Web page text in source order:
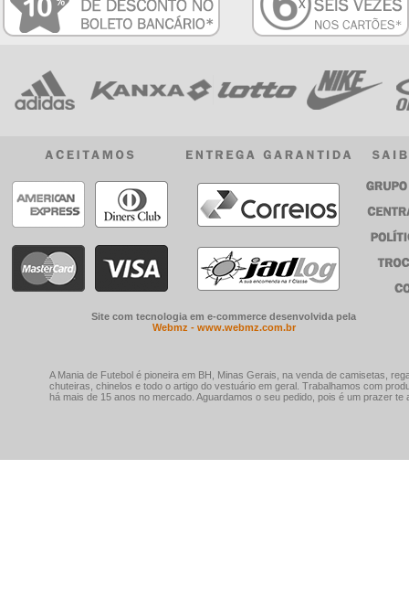
Site com tecnologia em e-commerce desenvolvida pela
Webmz - www.webmz.com.br
A Mania de Futebol é pioneira em BH, Minas Gerais, na venda de camisetas,
chuteiras, chinelos e todo o artigo do vestuário em geral. Trabalhamos com
há mais de 15 anos no mercado. Aguardamos o seu pedido, pois é um prazer te